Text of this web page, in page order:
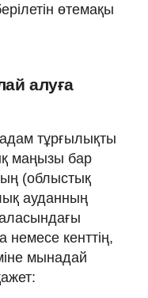
өтемақы
алуға
адам тұрғылықты
маңызы бар
(облыстық
ауданның
немесе кенттің,
мынадай